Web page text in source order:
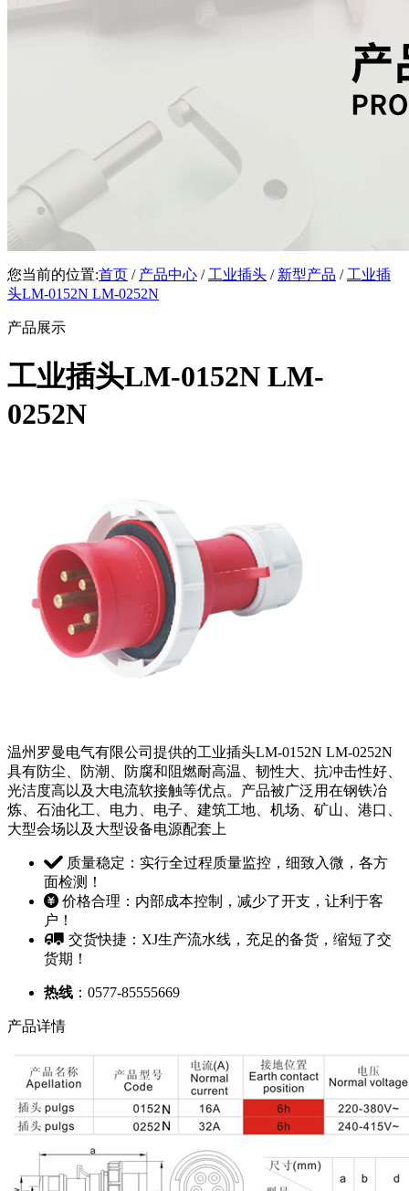
您当前的位置:首页 / 产品中心 / 工业插头 / 新型产品 / 工业插
头LM-0152N LM-0252N
产品展示
工业插头LM-0152N LM-
0252N
温州罗曼电气有限公司提供的工业插头LM-0152N LM-0252N
具有防尘、防潮、防腐和阻燃耐高温、韧性大、抗冲击性好、
光洁度高以及大电流软接触等优点。产品被广泛用在钢铁冶
炼、石油化工、电力、电子、建筑工地、机场、矿山、港口、
大型会场以及大型设备电源配套上
质量稳定：实行全过程质量监控，细致入微，各方
面检测！
价格合理：内部成本控制，减少了开支，让利于客
户！
交货快捷：XJ生产流水线，充足的备货，缩短了交
货期！
热线 ：0577-85555669
产品详情